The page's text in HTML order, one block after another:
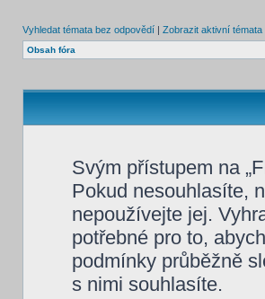
Vyhledat témata bez odpovědí | Zobrazit aktivní témata
Obsah fóra
Svým přístupem na
Pokud nesouhlasíte,
nepoužívejte jej.
potřebné pro to,
podmínky průběžně
s nimi souhlasíte.